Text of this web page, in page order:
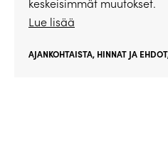
Lue lisää
AJANKOHTAISTA, HINNAT JA EHDOT